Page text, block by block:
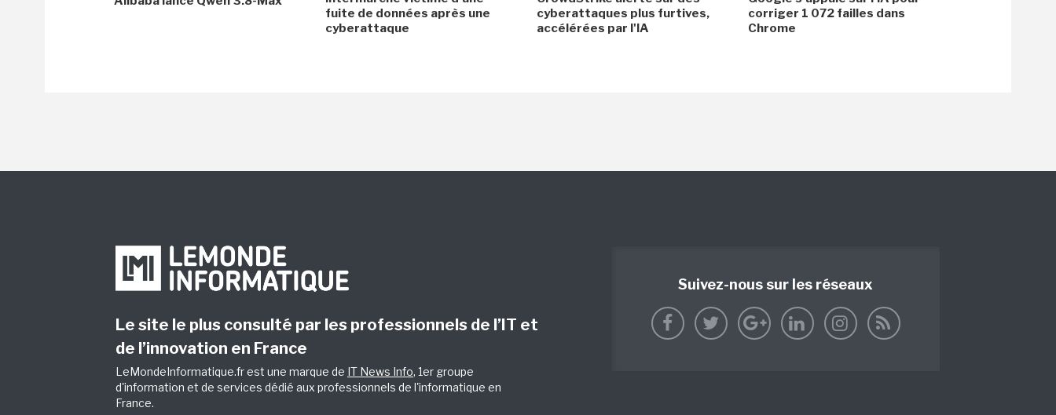
fuite de données après une
cyberattaque
cyberattaques plus furtives,
accélérées par l'IA
corriger 1 072 failles dans
Chrome
Le site le plus consulté par les professionnels de l’IT et
de l’innovation en France
LeMondeInformatique.fr est une marque de IT News Info, 1er groupe
d'information et de services dédié aux professionnels de l'informatique en
France.
Suivez-nous sur les réseaux